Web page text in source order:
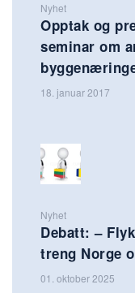
Nyhet
Opptak og
seminar om
18. januar 2017
Nyhet
Debatt: –
treng Norge
01. oktober 2025